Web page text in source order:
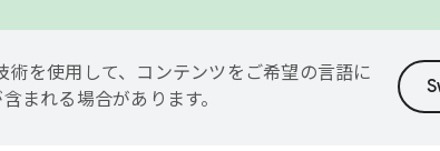
術を使用して、コンテンツをご希望の言語に
まれる場合があります。